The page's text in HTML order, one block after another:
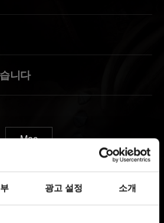
광고 설정 소개
니다
Mac
세요!)